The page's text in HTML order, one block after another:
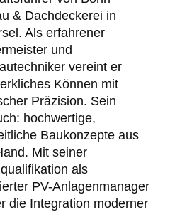
& Dachdeckerei in
Als erfahrener
und
vereint er
Können mit
Präzision. Sein
hochwertige,
Baukonzepte aus
Mit seiner
als
PV-Anlagenmanager
die Integration moderner